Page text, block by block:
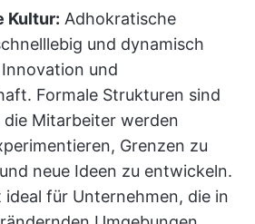
Kultur: Adhokratische
und dynamisch
und
Formale Strukturen sind
Mitarbeiter werden
Grenzen zu
neue Ideen zu entwickeln.
ideal für Unternehmen, die in